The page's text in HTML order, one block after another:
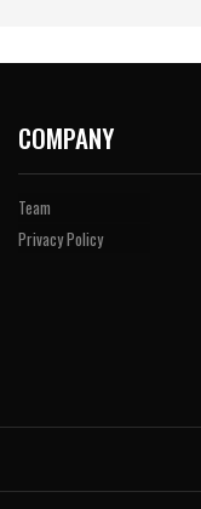
COMPANY
Team
Privacy Policy